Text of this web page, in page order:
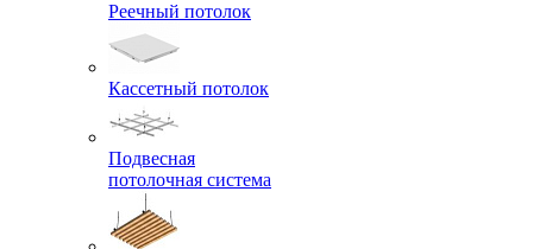
Реечный потолок
Кассетный потолок
Подвесная
потолочная система